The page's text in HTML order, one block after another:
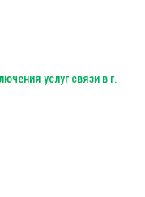
услуг связи в г.